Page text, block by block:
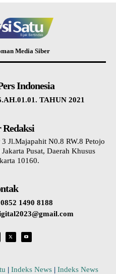
Media Siber
Indonesia
TAHUN 2021
Jl.Majapahit N0.8 RW.8 Petojo
Pusat, Daerah Khusus
10160.
1490 8188
| Indeks News | Indeks News